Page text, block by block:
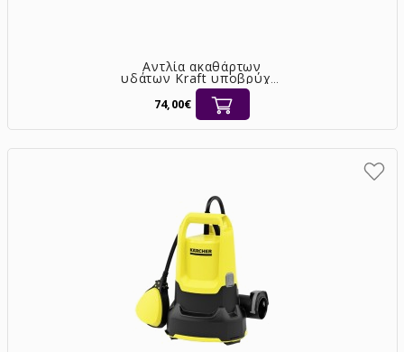
Αντλία ακαθάρτων
υδάτων Kraft υποβρύχια
1100W με φλοτέρ
[43574]
74,00€